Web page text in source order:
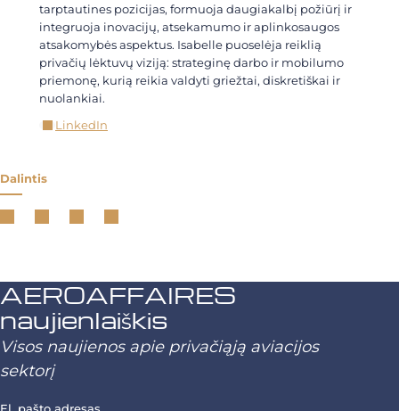
tarptautines pozicijas, formuoja daugiakalbį požiūrį ir
integruoja inovacijų, atsekamumo ir aplinkosaugos
atsakomybės aspektus. Isabelle puoselėja reiklią
privačių lėktuvų viziją: strateginę darbo ir mobilumo
priemonę, kurią reikia valdyti griežtai, diskretiškai ir
nuolankiai.
LinkedIn
Dalintis
AEROAFFAIRES
naujienlaiškis
Visos naujienos apie privačiąją aviacijos
sektorį